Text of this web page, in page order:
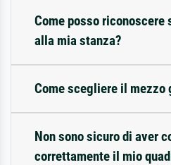
Come posso riconoscere
alla mia stanza?
Come scegliere il mezzo
Non sono sicuro di aver
correttamente il mio